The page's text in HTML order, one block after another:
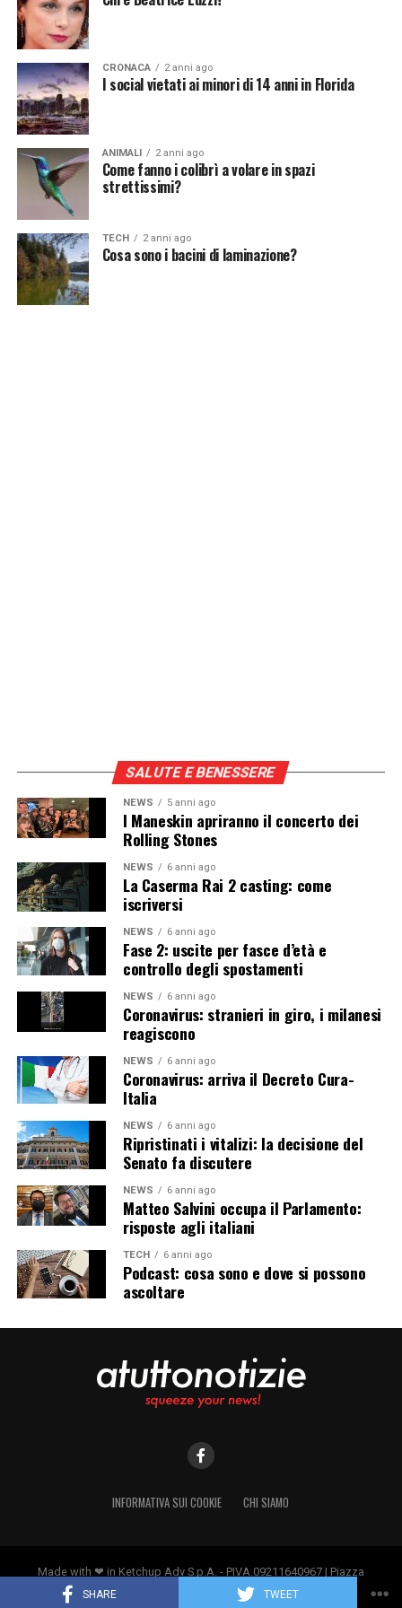
SHARE TWEET
[fonte immagine: https://pixabay.com/it/photos/gru-
incoronata-grigia-uccelli-gru-540657/]
Continua a leggere su atuttonotizie.it
Vuoi essere sempre aggiornato e ricevere le principali
notizie del giorno?
CRONACA 2 anni ago
I social vietati ai minori di 14 anni in Florida
ANIMALI 2 anni ago
Come fanno i colibrì a volare in spazi
strettissimi?
TECH 2 anni ago
Cosa sono i bacini di laminazione?
SALUTE E BENESSERE
NEWS 5 anni ago
I Maneskin apriranno il concerto dei
Rolling Stones
NEWS 6 anni ago
La Caserma Rai 2 casting: come
iscriversi
NEWS 6 anni ago
Fase 2: uscite per fasce d’età e
controllo degli spostamenti
NEWS 6 anni ago
Coronavirus: stranieri in giro, i milanesi
reagiscono
NEWS 6 anni ago
Coronavirus: arriva il Decreto Cura-
Italia
NEWS 6 anni ago
Ripristinati i vitalizi: la decisione del
Senato fa discutere
NEWS 6 anni ago
Matteo Salvini occupa il Parlamento:
risposte agli italiani
TECH 6 anni ago
Podcast: cosa sono e dove si possono
ascoltare
INFORMATIVA SUI COOKIE CHI SIAMO
Made with ❤ in Ketchup Adv S.p.A. - PIVA.09211640967 | Piazza
Borromeo 14, 20123 Milano